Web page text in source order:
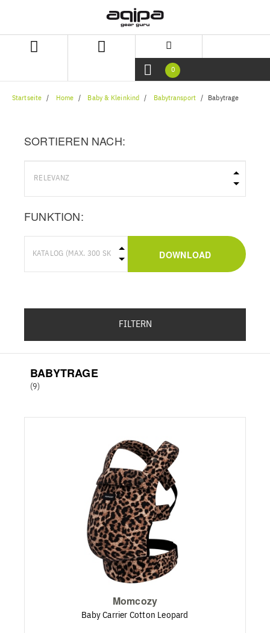
0
Startseite Home Baby & Kleinkind Babytransport Babytrage
SORTIEREN NACH:
FUNKTION:
DOWNLOAD
FILTERN
BABYTRAGE
(9)
Momcozy
Baby Carrier Cotton Leopard